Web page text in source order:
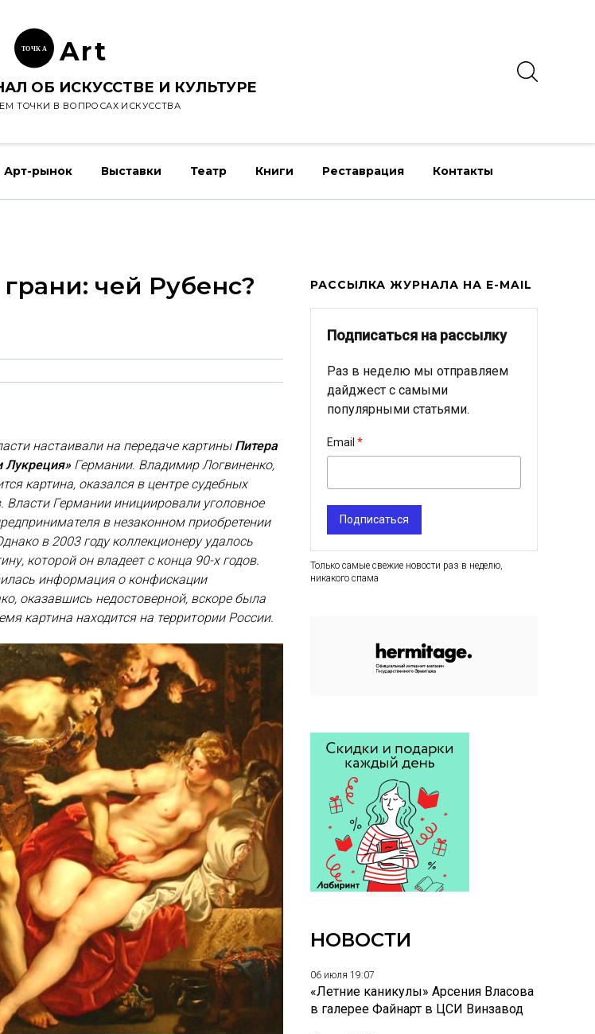
ТОЧК А Art
ОБ ИСКУССТВЕ И КУЛЬТУРЕ
ТОЧКИ В ВОПРОСАХ ИСКУССТВА
Арт-рынок Выставки Театр Книги Реставрация Контакты
чей Рубенс?
настаивали на передаче картины Питера
Лукреция»Германии. Владимир Логвиненко,
картина, оказался в центре судебных
Власти Германии инициировали уголовное
в незаконном приобретении
в 2003 году коллекционеру удалось
которой он владеет с конца 90-х годов.
информация о конфискации
оказавшись недостоверной, вскоре была
картина находится на территории России.
РАССЫЛКА ЖУРНАЛА НА E-MAIL
Подписаться на рассылку
Раз в неделю мы отправляем
дайджест с самыми
популярными статьями.
Email
Подписаться
Только самые свежие новости раз в неделю,
никакого спама
НОВОСТИ
06 июля 19:07
«Летние каникулы» Арсения Власова
в галерее Файнарт в ЦСИ Винзавод